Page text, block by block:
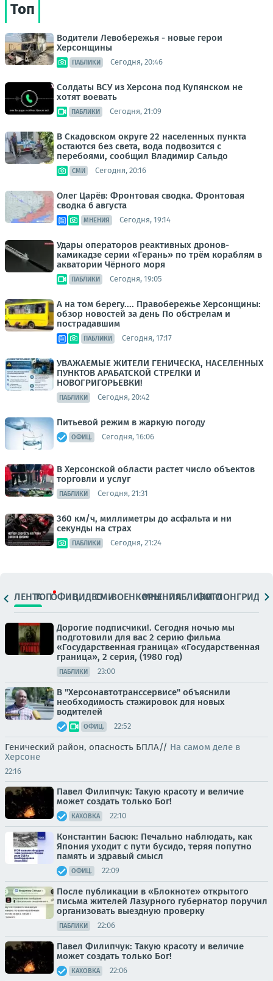
Топ
Водители Левобережья - новые герои
Херсонщины
ПАБЛИКИ Сегодня, 20:46
Солдаты ВСУ из Херсона под Купянском не
хотят воевать
ПАБЛИКИ Сегодня, 21:09
В Скадовском округе 22 населенных пункта
остаются без света, вода подвозится с
перебоями, сообщил Владимир Сальдо
СМИ Сегодня, 20:16
Олег Царёв: Фронтовая сводка. Фронтовая
сводка 6 августа
МНЕНИЯ Сегодня, 19:14
Удары операторов реактивных дронов-
камикадзе серии «Герань» по трём кораблям в
акватории Чёрного моря
ПАБЛИКИ Сегодня, 19:05
А на том берегу.... Правобережье Херсонщины:
обзор новостей за день По обстрелам и
пострадавшим
ПАБЛИКИ Сегодня, 17:17
УВАЖАЕМЫЕ ЖИТЕЛИ ГЕНИЧЕСКА, НАСЕЛЕННЫХ
ПУНКТОВ АРАБАТСКОЙ СТРЕЛКИ И
НОВОГРИГОРЬЕВКИ!
ПАБЛИКИ Сегодня, 20:42
Питьевой режим в жаркую погоду
ОФИЦ. Сегодня, 16:06
В Херсонской области растет число объектов
торговли и услуг
ПАБЛИКИ Сегодня, 21:31
360 км/ч, миллиметры до асфальта и ни
секунды на страх
ПАБЛИКИ Сегодня, 21:24
ЛЕНТАТОПОФИЦ.ВИДЕОСМИВОЕНКОРЫМНЕНИЯПАБЛИКИ
ФОТОЛОНГРИДЫ
Дорогие подписчики!. Сегодня ночью мы
подготовили для вас 2 серию фильма
«Государственная граница» «Государственная
граница», 2 серия, (1980 год)
ПАБЛИКИ 23:00
В "Херсонавтотранссервисе" объяснили
необходимость стажировок для новых
водителей
ОФИЦ. 22:52
Генический район, опасность БПЛА// На самом деле в
Херсоне
22:16
Павел Филипчук: Такую красоту и величие
может создать только Бог!
КАХОВКА 22:10
Константин Басюк: Печально наблюдать, как
Япония уходит с пути бусидо, теряя попутно
память и здравый смысл
ОФИЦ. 22:09
После публикации в «Блокноте» открытого
письма жителей Лазурного губернатор поручил
организовать выездную проверку
ПАБЛИКИ 22:06
Павел Филипчук: Такую красоту и величие
может создать только Бог!
КАХОВКА 22:06